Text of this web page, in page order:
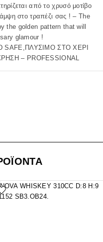
από το χρυσό μοτίβο
στο τραπέζι σας ! – The
the golden pattern that will
glamour !
SAFE,ΠΛΥΣΙΜΟ ΣΤΟ ΧΕΡΙ
– PROFESSIONAL